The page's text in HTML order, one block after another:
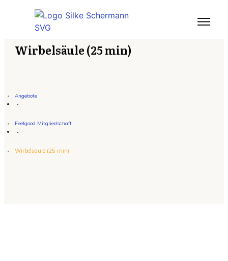
Wirbelsäule (25 min)
Angebote
Feelgood Mitgliedschaft
Wirbelsäule (25 min)